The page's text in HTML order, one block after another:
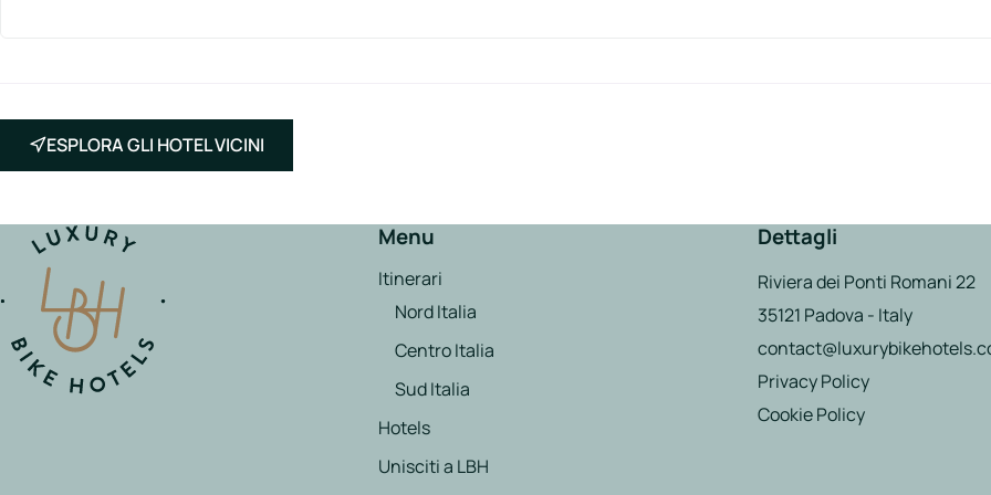
ESPLORA GLI HOTEL VICINI
Menu
Itinerari
Nord Italia
Centro Italia
Sud Italia
Hotels
Unisciti a LBH
Dettagli
Riviera dei Ponti Romani 22
35121 Padova - Italy
Privacy Policy
Cookie Policy